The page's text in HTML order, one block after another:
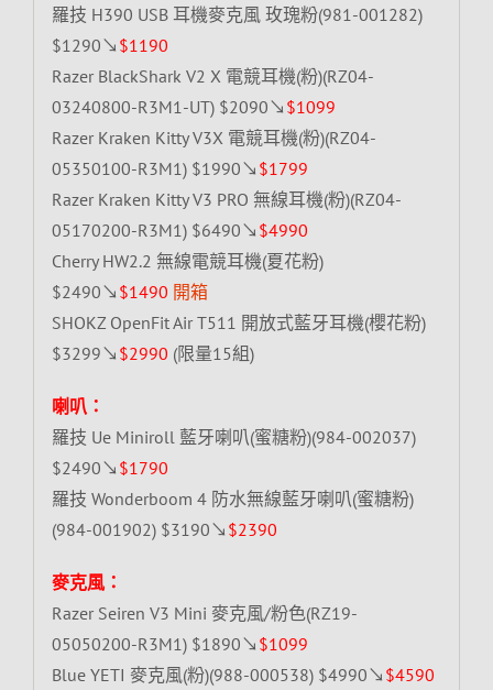
羅技 H390 USB 耳機麥克風 玫瑰粉(981-001282)
$1290↘ $1190
Razer BlackShark V2 X 電競耳機(粉)(RZ04-
03240800-R3M1-UT) $2090↘ $1099
Razer Kraken Kitty V3X 電競耳機(粉)(RZ04-
05350100-R3M1) $1990↘ $1799
Razer Kraken Kitty V3 PRO 無線耳機(粉)(RZ04-
05170200-R3M1) $6490↘ $4990
Cherry HW2.2 無線電競耳機(夏花粉)
$2490↘ $1490 開箱
SHOKZ OpenFit Air T511 開放式藍牙耳機(櫻花粉)
$3299↘ $2990 (限量15組)
喇叭：
羅技 Ue Miniroll 藍牙喇叭(蜜糖粉)(984-002037)
$2490↘ $1790
羅技 Wonderboom 4 防水無線藍牙喇叭(蜜糖粉)
(984-001902) $3190↘ $2390
麥克風：
Razer Seiren V3 Mini 麥克風/粉色(RZ19-
05050200-R3M1) $1890↘ $1099
Blue YETI 麥克風(粉)(988-000538) $4990↘ $4590